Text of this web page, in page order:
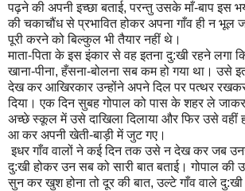
पढ़नेकी अपनी इच्छा बताई,परन्तु उसके माँ-बाप इस
की चकाचौंध से प्रभावित होकर अपना गाँव ही न भूल
पूरी करने को बिल्कुल भी तैयार नहीं थे।
माता-पिता के इस इंकार से वह इतना दु:खी रहने लगा
खाना-पीना,हँसना-बोलना सब कम हो गया था। उसे
देख कर आखिरकार उन्होंने अपने दिल पर पत्थर
दिया। एक दिन सुबह गोपाल को पास के शहर ले
अच्छे स्कूल में उसे दाखिला दिलाया और फिर उसे वहीं
आ कर अपनी खेती-बाड़ी में जुट गए।
इधर गाँव वालों ने कई दिन तक उसे न देख कर जब
दु:खी होकर उन सब को सारी बात बताई। गोपाल की
सुन कर खुश होना तो दूर की बात,उल्टे गाँव वाले